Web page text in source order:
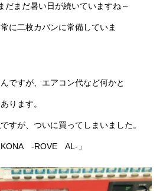
だまだ暑い日が続いていますね～
に二枚カバンに常備していま
ですが、エアコン代など何かと
ります。
すが、ついに買ってしまいました。
KONA -ROVE AL-」